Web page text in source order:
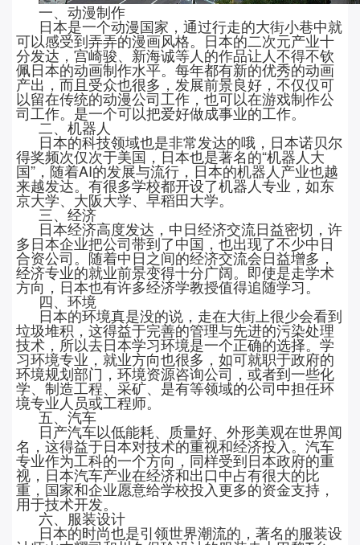
一、动漫制作
日本是一个动漫国家，通过行走的大街小巷中就
可以感受到弄弄的漫画风格。日本的二次元产业十
分发达，宫崎骏、新海诚等人的作品让人不得不钦
佩日本的动画制作水平。每年都有新的优秀的动画
产出，而且受众也很多，发展前景良好，不仅仅可
以留在传统的动漫公司工作，也可以在游戏制作公
司工作。是一个可以把爱好做成事业的工作。
二、机器人
日本的科技领域也是非常发达的哦，日本诺贝尔
得奖频次仅次于美国，日本也是著名的“机器人大
国”，随着AI的发展与流行，日本的机器人产业也越
来越发达。有很多学校都开设了机器人专业，如东
京大学、大阪大学、早稻田大学。
三、经济
日本经济高度发达，中日经济交流日益密切，许
多日本企业把公司带到了中国，也出现了不少中日
合资公司。随着中日之间的经济交流会日益增多，
经济专业的就业前景变得十分广阔。即使是走学术
方向，日本也有许多经济学教授值得追随学习。
四、环境
日本的环境真是没的说，走在大街上很少会看到
垃圾堆积，这得益于完善的管理与先进的污染处理
技术，所以去日本学习环境是一个正确的选择。学
习环境专业，就业方向也很多，如可就职于政府的
环境规划部门，环境资源咨询公司，或者到一些化
学、制造工程、采矿、是有等领域的公司中担任环
境专业人员或工程师。
五、汽车
日产汽车以低能耗、质量好、外形美观在世界闻
名，这得益于日本对技术的重视和经济投入。汽车
专业作为工科的一个方向，同样受到日本政府的重
视，日本汽车产业在经济和出口中占有很大的比
重，国家和企业愿意给学校投入更多的资金支持，
用于技术开发。
六、服装设计
日本的时尚也是引领世界潮流的，著名的服装设